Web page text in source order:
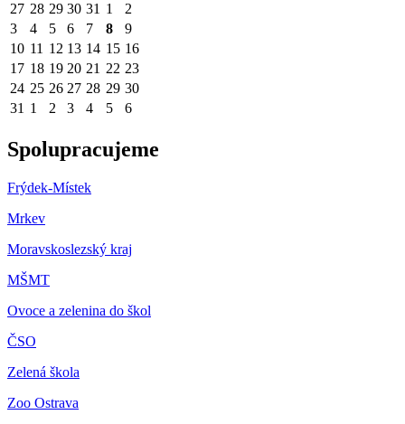
27 28 29 30 31 1
2
3
4 5 6 7 8
9
10 11 12 13 14 15 16
17 18 19 20 21 22 23
24 25 26 27 28 29 30
31 1 2 3 4 5 6
Spolupracujeme
Frýdek-Místek
Mrkev
Moravskoslezský kraj
MŠMT
Ovoce a zelenina do škol
ČSO
Zelená škola
Zoo Ostrava